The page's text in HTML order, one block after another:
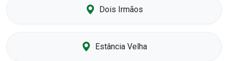
Dois Irmãos
Estância Velha